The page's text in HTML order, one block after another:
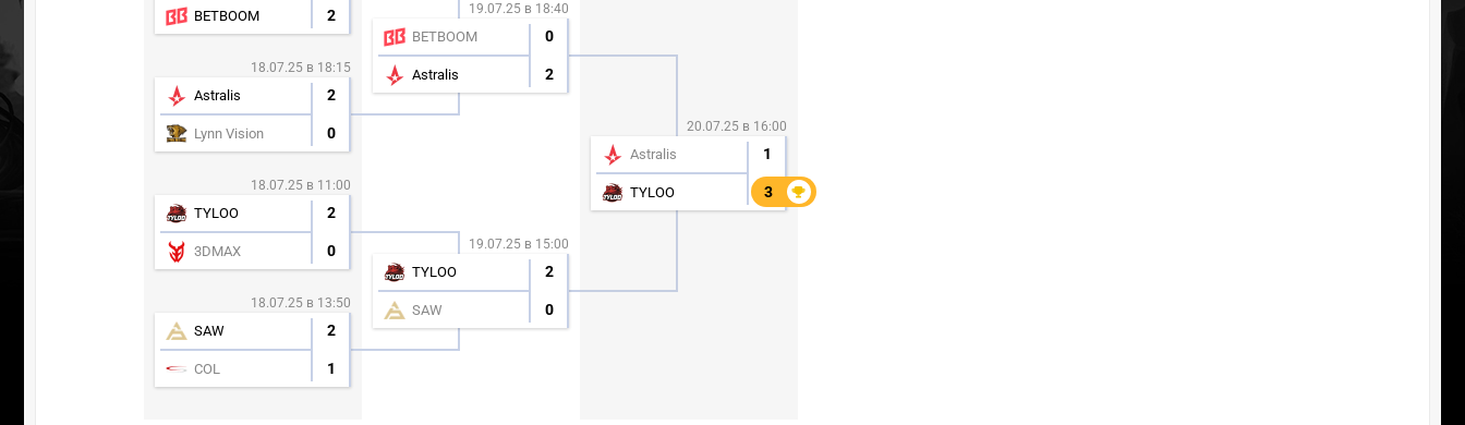
BETBOOM 2
18.07.25 в 18:15
Astralis 2
Lynn Vision 0
18.07.25 в 11:00
TYLOO 2
3DMAX 0
18.07.25 в 13:50
SAW 2
COL 1
19.07.25 в 18:40
BETBOOM 0
Astralis 2
19.07.25 в 15:00
TYLOO 2
SAW 0
20.07.25 в 16:00
Astralis 1
TYLOO 3
3